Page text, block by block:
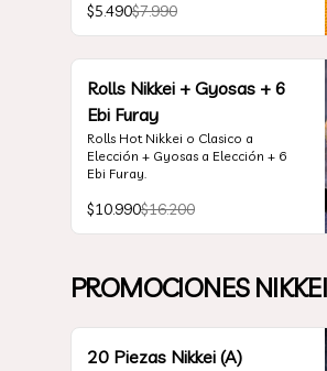
$5.490$7.990
Rolls Nikkei + Gyosas + 6
Ebi Furay
Rolls Hot Nikkei o Clasico a
Elección + Gyosas a Elección + 6
Ebi Furay.
$10.990$16.200
PROMOCIONES
20 Piezas Nikkei (A)